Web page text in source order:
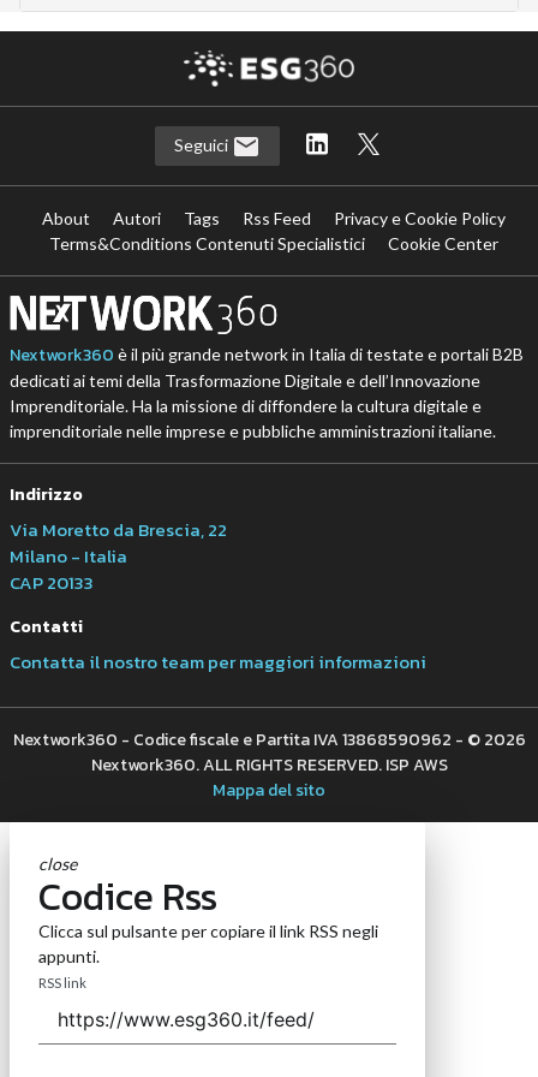
Seguici
About Autori Tags Rss Feed
Privacy e Cookie Policy
Terms&Conditions Contenuti Specialistici
Cookie Center
Nextwork360 è il più grande network in Italia di testate e portali B2B
dedicati ai temi della Trasformazione Digitale e dell’Innovazione
Imprenditoriale. Ha la missione di diffondere la cultura digitale e
imprenditoriale nelle imprese e pubbliche amministrazioni italiane.
Indirizzo
Via Moretto da Brescia, 22
Milano - Italia
CAP 20133
Contatti
Contatta il nostro team per maggiori informazioni
Nextwork360 - Codice fiscale e Partita IVA 13868590962 - © 2026
Nextwork360. ALL RIGHTS RESERVED. ISP AWS
Mappa del sito
close
Codice Rss
Clicca sul pulsante per copiare il link RSS negli
appunti.
RSS link